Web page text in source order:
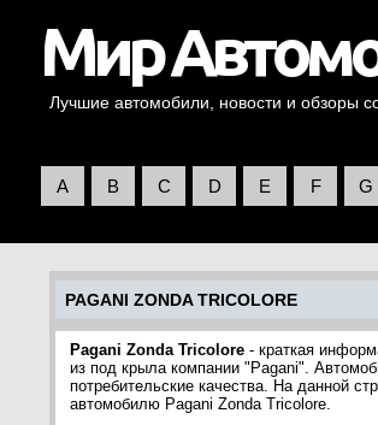
Лучшие автомобили, новости и обзоры
A B C D E F G
PAGANI ZONDA TRICOLORE
Pagani Zonda Tricolore - краткая
из под крыла компании "Pagani".
потребительские качества. На данной
автомобилю Pagani Zonda Tricolore.